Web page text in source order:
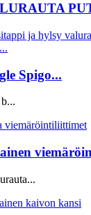
Spigo...